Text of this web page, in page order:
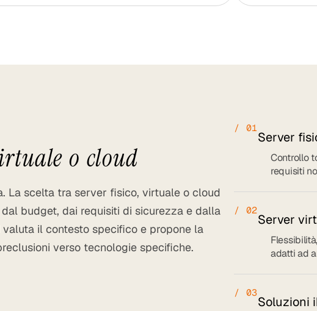
o cloud
La scelta tra server fisico, virtuale o cloud
budget, dai requisiti di sicurezza e dalla
valuta il contesto specifico e propone la
verso tecnologie specifiche.
/ 01
Server
Controllo
requisiti
/ 02
Server
adatti ad
/ 03
Soluzioni